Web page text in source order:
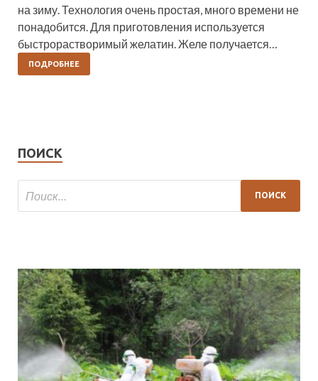
на зиму. Технология очень простая, много времени не
понадобится. Для приготовления используется
быстрорастворимый желатин. Желе получается…
ПОДРОБНЕЕ
ПОИСК